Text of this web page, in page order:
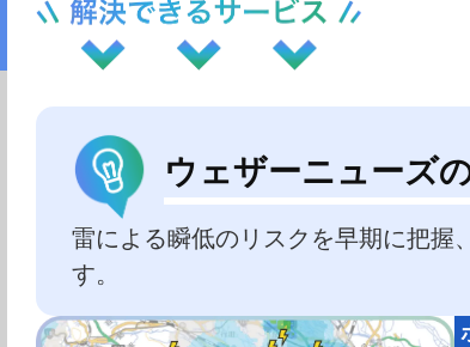
ウェザーニューズ
雷による瞬低のリスクを早期に把握
す。